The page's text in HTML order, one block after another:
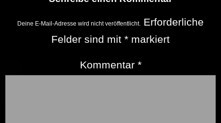
Deine E-Mail-Adresse wird nicht veröffentlicht. Erforderliche
Felder sind mit * markiert
Kommentar *